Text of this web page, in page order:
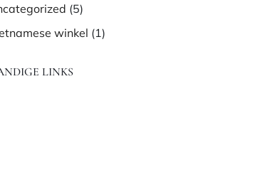
(5)
winkel (1)
LINKS